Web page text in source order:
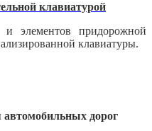
клавиатурой
и элементов придорожной
клавиатуры.
дорог